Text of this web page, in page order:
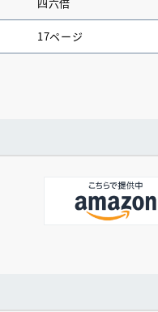
17ページ